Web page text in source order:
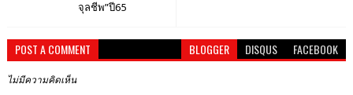
จุลชีพ”ปี65
POST A COMMENT BLOGGER DISQUS FACEBOOK
ไม่มีความคิดเห็น